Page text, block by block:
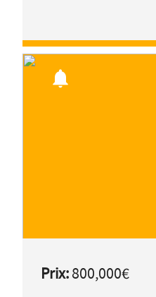
notifications
Prix:800,000€